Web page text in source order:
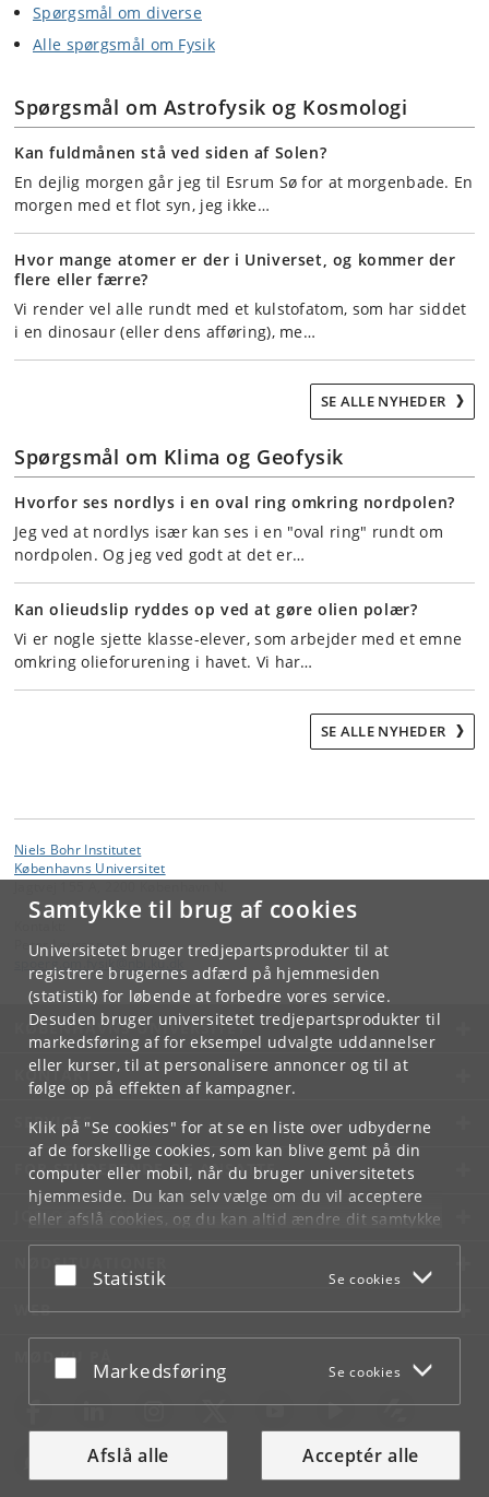
Samtykke til brug af cookies
Universitetet bruger tredjepartsprodukter til at
registrere brugernes adfærd på hjemmesiden
(statistik) for løbende at forbedre vores service.
Desuden bruger universitetet tredjepartsprodukter til
markedsføring af for eksempel udvalgte uddannelser
eller kurser, til at personalisere annoncer og til at
følge op på effekten af kampagner.
Klik på "Se cookies" for at se en liste over udbyderne
af de forskellige cookies, som kan blive gemt på din
computer eller mobil, når du bruger universitetets
hjemmeside. Du kan selv vælge om du vil acceptere
eller afslå cookies, og du kan altid ændre dit samtykke
underCookie- og privatlivspolitiksom du finder i
bunden af hver side.
Acceptér eller afslå
Statistik Se cookies
Acceptér eller afslå
Markedsføring Se cookies
Afslå alle Acceptér alle
Spørgsmål om diverse
Alle spørgsmål om Fysik
Spørgsmål om Astrofysik og Kosmologi
Kan fuldmånen stå ved siden af Solen?
En dejlig morgen går jeg til Esrum Sø for at morgenbade. En
morgen med et flot syn, jeg ikke…
Hvor mange atomer er der i Universet, og kommer der
flere eller færre?
Vi render vel alle rundt med et kulstofatom, som har siddet
i en dinosaur (eller dens afføring), me…
SE ALLE NYHEDER
Spørgsmål om Klima og Geofysik
Hvorfor ses nordlys i en oval ring omkring nordpolen?
Jeg ved at nordlys især kan ses i en "oval ring" rundt om
nordpolen. Og jeg ved godt at det er…
Kan olieudslip ryddes op ved at gøre olien polær?
Vi er nogle sjette klasse-elever, som arbejder med et emne
omkring olieforurening i havet. Vi har…
SE ALLE NYHEDER
Niels Bohr Institutet
Københavns Universitet
Peter Laursen
ku.
KØBENHAVNS UNIVERSITET
KONTAKT
SERVICES
FOR STUDERENDE OG ANSATTE
JOB OG KARRIERE
NØDSITUATIONER
WEB
MØD KU PÅ